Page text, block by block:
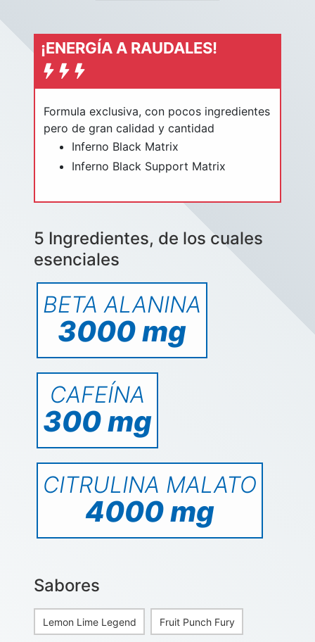
¡ENERGÍA A RAUDALES!
Formula exclusiva, con pocos ingredientes
pero de gran calidad y cantidad
Inferno Black Matrix
Inferno Black Support Matrix
5 Ingredientes, de los cuales
esenciales
BETA ALANINA
3000 mg
CAFEÍNA
300 mg
CITRULINA MALATO
4000 mg
Sabores
Lemon Lime Legend Fruit Punch Fury